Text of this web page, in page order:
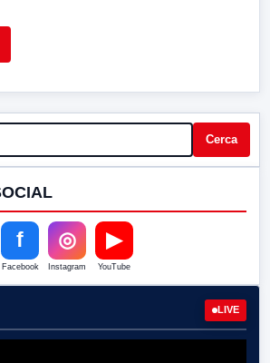
Cerca
f
Facebook
◎
Instagram
▶
YouTube
LIVE